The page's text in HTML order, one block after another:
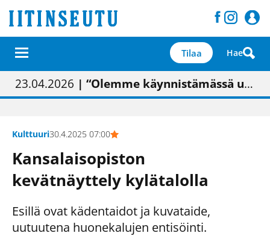
Tilaa Hae
01.02.2026 | Painon vaihtumisen pitäisi näkyä hieman parempana painojäljen laatuna lehdessä
05.02.2026 | Uudistettu kunnantalo on valoisa
23.04.2026 | “Olemme käynnistämässä uudelleen keskustavisiotyön”
09.05.2026| "Maalla on totuttu elämään omavaraisemmin kuin kaupungissa"
Kulttuuri30.4.2025 07:00
Kansalaisopiston
kevätnäyttely kylätalolla
Esillä ovat kädentaidot ja kuvataide,
uutuutena huonekalujen entisöinti.